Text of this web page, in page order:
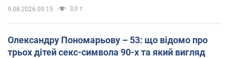
9.08.2026 09:15 3,0 т.
Олександру Пономарьову – 53: що відомо про
трьох дітей секс-символа 90-х та який вигляд